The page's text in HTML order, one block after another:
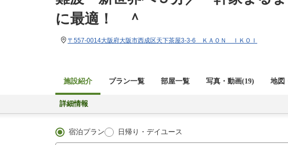
に最適！ ＾
〒557-0014大阪府大阪市西成区天下茶屋3-3-6 ＫＡＯＮ ＩＫＯＩ
施設紹介 プラン一覧 部屋一覧 写真・動画(19) 地図
詳細情報
宿泊プラン 日帰り・デイユース